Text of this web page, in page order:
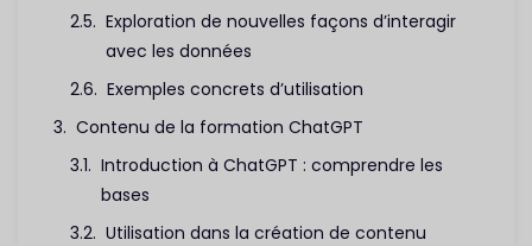
Exploration de nouvelles façons d’interagir
avec les données
Exemples concrets d’utilisation
Contenu de la formation ChatGPT
Introduction à ChatGPT : comprendre les
bases
Utilisation dans la création de contenu